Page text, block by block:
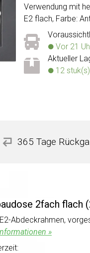
Verwendung mit
E2 flach, Farbe:
Vor 21
Aktueller
12 stuk(s)
365 Tage
2fach flach
Abdeckrahmen,
»